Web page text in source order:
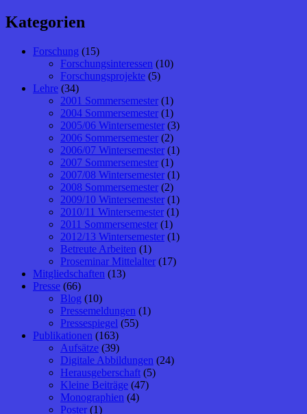
Kategorien
Forschung (15)
Forschungsinteressen (10)
Forschungsprojekte (5)
Lehre (34)
2001 Sommersemester (1)
2004 Sommersemester (1)
2005/06 Wintersemester (3)
2006 Sommersemester (2)
2006/07 Wintersemester (1)
2007 Sommersemester (1)
2007/08 Wintersemester (1)
2008 Sommersemester (2)
2009/10 Wintersemester (1)
2010/11 Wintersemester (1)
2011 Sommersemester (1)
2012/13 Wintersemester (1)
Betreute Arbeiten (1)
Proseminar Mittelalter (17)
Mitgliedschaften (13)
Presse (66)
Blog (10)
Pressemeldungen (1)
Pressespiegel (55)
Publikationen (163)
Aufsätze (39)
Digitale Abbildungen (24)
Herausgeberschaft (5)
Kleine Beiträge (47)
Monographien (4)
Poster (1)